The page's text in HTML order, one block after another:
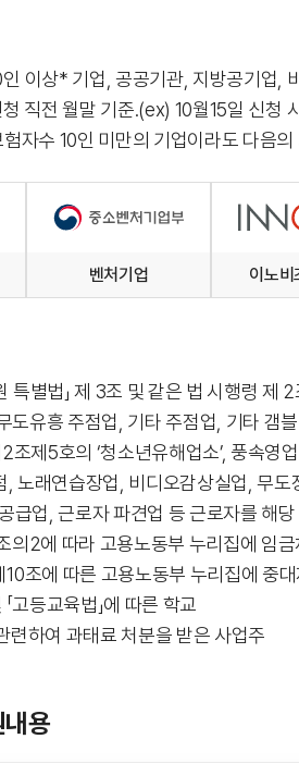
이상* 기업, 공공기관, 지방공기업,
직전 월말 기준.(ex) 10월15일 신청
자수 10인 미만의 기업이라도 다음
벤처기업 이노비
특별법」 제 3조 및 같은 법 시행령 제
도유흥 주점업, 기타 주점업, 기타 갬
2조제5호의 ‘청소년유해업소’, 풍속
노래연습장업, 비디오감상실업, 무도
급업, 근로자 파견업 등 근로자를 해
2에 따라 고용노동부 누리집에 임
조에 따른 고용노동부 누리집에 중
고등교육법」에 따른 학교
하여 과태료 처분을 받은 사업주
용